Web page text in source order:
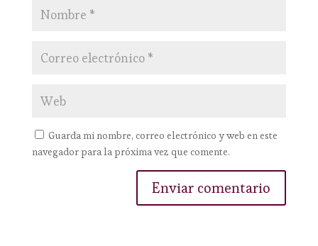
Guarda mi nombre, correo electrónico y web en este
navegador para la próxima vez que comente.